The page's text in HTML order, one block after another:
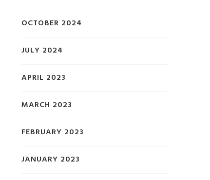
OCTOBER 2024
JULY 2024
APRIL 2023
MARCH 2023
FEBRUARY 2023
JANUARY 2023